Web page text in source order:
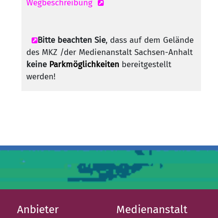
Wegbeschreibung
Bitte beachten Sie, dass auf dem Gelände
des MKZ /der Medienanstalt Sachsen-Anhalt
keine Parkmöglichkeiten bereitgestellt
werden!
Anbieter Medienanstalt